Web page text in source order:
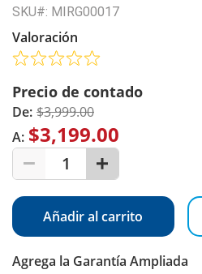
SKU#: MIRG00017
Valoración
Precio de contado
De: $3,999.00
A: $3,199.00
1
Añadir al carrito
Agrega la Garantía Ampliada